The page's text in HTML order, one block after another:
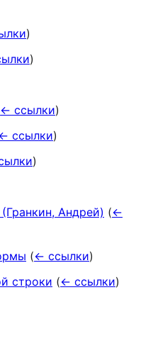
)
)
← ссылки)
ссылки)
)
Андрей) (←
(← ссылки)
строки (← ссылки)